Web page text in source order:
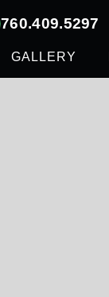
760.409.5297
GALLERY